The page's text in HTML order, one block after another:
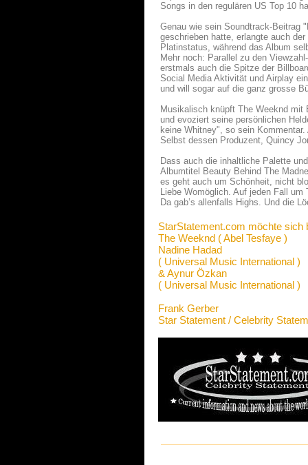
Songs in den regulären US Top 10
Genau wie sein Soundtrack-Beitrag
geschrieben hatte, erlangte auch
Platinstatus, während das Album
Mehr noch: Parallel zu den
erstmals auch die Spitze der
Social Media Aktivität und Airplay
und will sogar auf die ganz grosse
Musikalisch knüpft The Weeknd
und evoziert seine persönlichen
keine Whitney", so sein
Selbst dessen Produzent, Quincy
Dass auch die inhaltliche Palette
Albumtitel Beauty Behind The
es geht auch um Schönheit, nicht
Liebe Womöglich. Auf jeden Fall
Da gab’s allenfalls Highs. Und die
StarStatement.com möchte sich
The Weeknd ( Abel Tesfaye )
Nadine Hadad
( Universal Music International )
& Aynur Özkan
( Universal Music International )
Frank Gerber
Star Statement / Celebrity